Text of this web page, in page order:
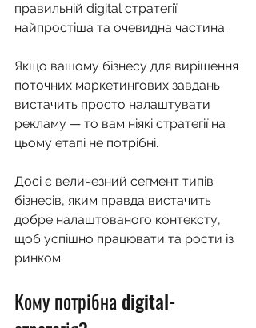
правильній digital стратегії
найпростіша та очевидна частина.
Якщо вашому бізнесу для вирішення
поточних маркетингових завдань
вистачить просто налаштувати
рекламу — то вам ніякі стратегії на
цьому етапі не потрібні.
Досі є величезний сегмент типів
бізнесів, яким правда вистачить
добре налаштованого контексту,
щоб успішно працювати та рости із
ринком.
Кому потрібна digital-